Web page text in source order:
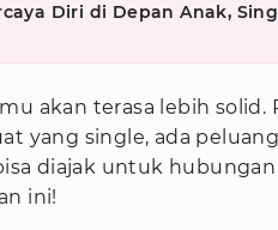
Diri di Depan Anak,
akan terasa lebih solid.
yang single, ada
diajak untuk
ini!